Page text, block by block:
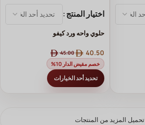
اختيار المنتج
حلوي واحه ورد كيفو
45.00 40.50
خصم مقيض الدار 10%
تحديد أحد الخيارات
تحميل المزيد من المنتجات